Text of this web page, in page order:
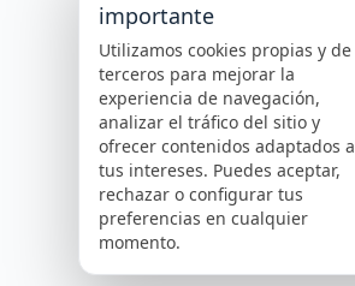
importante
Utilizamos cookies propias y de
terceros para mejorar la
experiencia de navegación,
analizar el tráfico del sitio y
ofrecer contenidos adaptados a
tus intereses. Puedes aceptar,
rechazar o configurar tus
preferencias en cualquier
momento.